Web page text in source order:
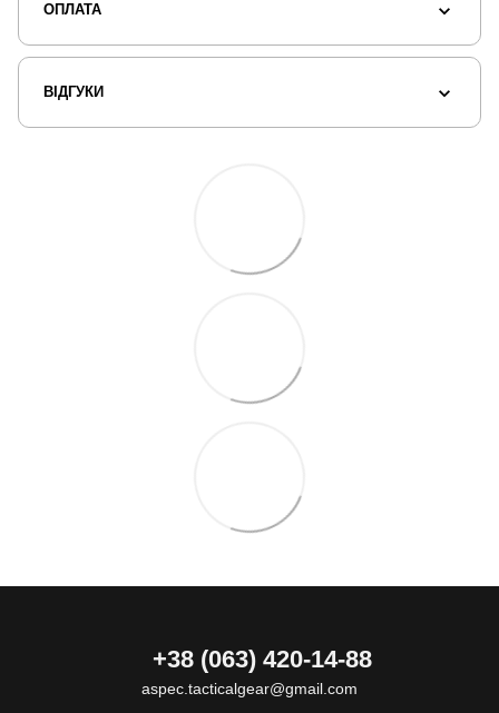
ОПЛАТА
ВІДГУКИ
+38 (063) 420-14-88
aspec.tacticalgear@gmail.com